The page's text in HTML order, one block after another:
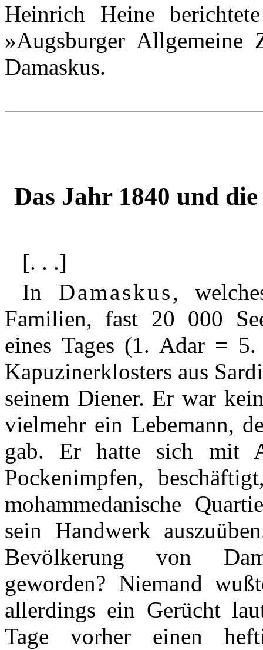
Heinrich Heine
»Augsburger
Damaskus.
Das Jahr 1840 und
[. . .]
In Damaskus,
Familien, fast 20 000
eines Tages (1. Adar =
Kapuzinerklosters aus
seinem Diener. Er war
vielmehr ein Lebemann,
gab. Er hatte sich mit
Pockenimpfen,
mohammedanische
sein Handwerk
Bevölkerung von
geworden? Niemand
allerdings ein Gerücht
Tage vorher einen